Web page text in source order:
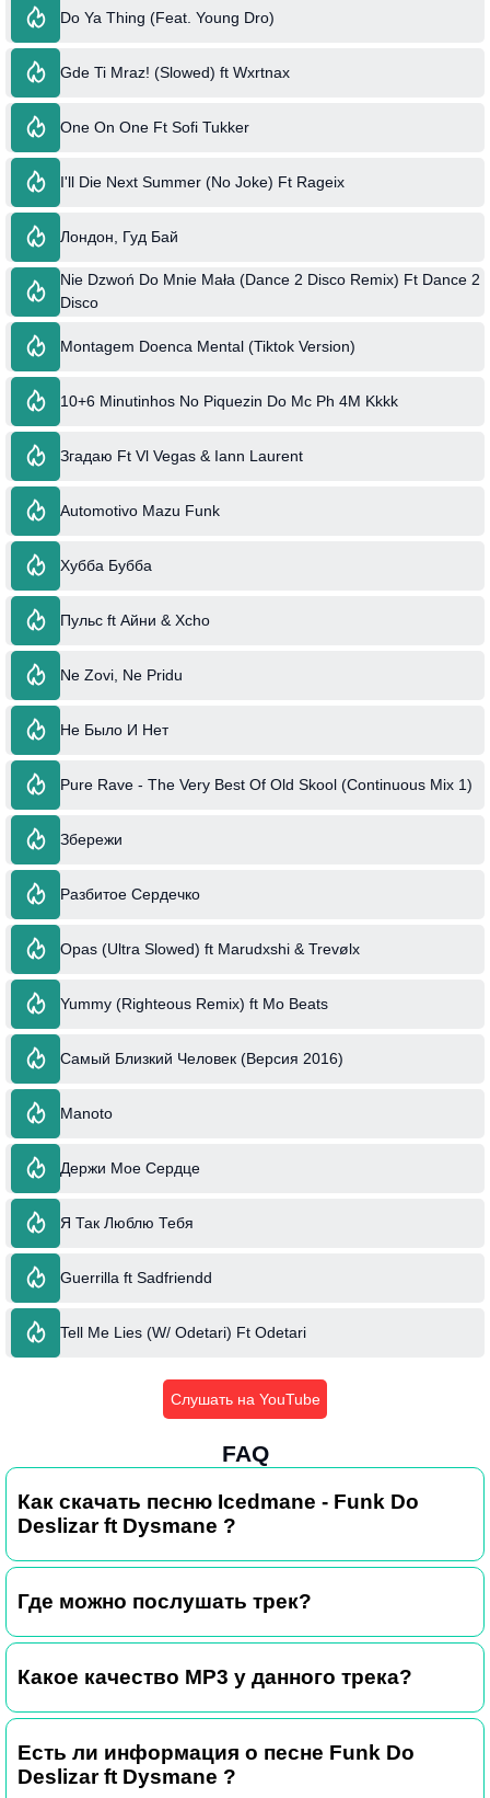
Do Ya Thing (Feat. Young Dro)
Gde Ti Mraz! (Slowed) ft Wxrtnax
One On One Ft Sofi Tukker
I'll Die Next Summer (No Joke) Ft Rageix
Лондон, Гуд Бай
Nie Dzwoń Do Mnie Mała (Dance 2 Disco Remix) Ft Dance 2
Disco
Montagem Doenca Mental (Tiktok Version)
10+6 Minutinhos No Piquezin Do Mc Ph 4M Kkkk
Згадаю Ft Vl Vegas & Iann Laurent
Automotivo Mazu Funk
Хубба Бубба
Пульс ft Айни & Xcho
Ne Zovi, Ne Pridu
Не Было И Нет
Pure Rave - The Very Best Of Old Skool (Continuous Mix 1)
Збережи
Разбитое Сердечко
Opas (Ultra Slowed) ft Marudxshi & Trevølx
Yummy (Righteous Remix) ft Mo Beats
Самый Близкий Человек (Версия 2016)
Manoto
Держи Мое Сердце
Я Так Люблю Тебя
Guerrilla ft Sadfriendd
Tell Me Lies (W/ Odetari) Ft Odetari
Слушать на YouTube
FAQ
Как скачать песню Icedmane - Funk Do
Deslizar ft Dysmane ?
Где можно послушать трек?
Какое качество MP3 у данного трека?
Есть ли информация о песне Funk Do
Deslizar ft Dysmane ?